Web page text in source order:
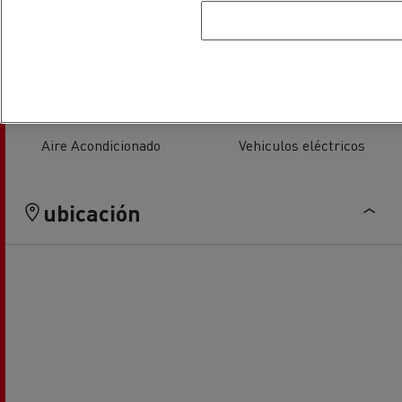
Sustitución de lunas
Aire Acondicionado Vehiculos eléctricos
ubicación